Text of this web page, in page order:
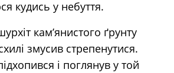
кудись у небуття.
кам’янистого ґрунту
змусив стрепенутися.
і поглянув у той